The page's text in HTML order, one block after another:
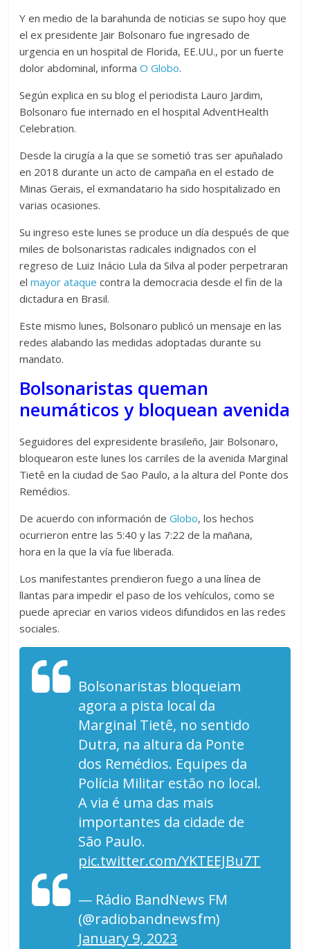
Y en medio de la barahunda de noticias se supo hoy que
el ex presidente Jair Bolsonaro fue ingresado de
urgencia en un hospital de Florida, EE.UU., por un fuerte
dolor abdominal, informaO Globo.
Según explica en su blog el periodista Lauro Jardim,
Bolsonaro fue internado en el hospital AdventHealth
Celebration.
Desde la cirugía a la que se sometió tras ser apuñalado
en 2018 durante un acto de campaña en el estado de
Minas Gerais, el exmandatario ha sido hospitalizado en
varias ocasiones.
Su ingreso este lunes se produce un día después de que
miles de bolsonaristas radicales indignados con el
regreso de Luiz Inácio Lula da Silva al poder perpetraran
elmayor ataque contra la democracia desde el fin de la
dictadura en Brasil.
Este mismo lunes, Bolsonaro publicó un mensaje en las
redes alabando las medidas adoptadas durante su
mandato.
Bolsonaristas queman
neumáticos y bloquean avenida
Seguidores del expresidente brasileño, Jair Bolsonaro,
bloquearon este lunes los carriles de la avenida Marginal
Tietê en la ciudad de Sao Paulo, a la altura del Ponte dos
Remédios.
De acuerdo con información deGlobo, los hechos
ocurrieron entre las 5:40 y las 7:22 de la mañana,
hora en la que la vía fue liberada.
Los manifestantes prendieron fuego a una línea de
llantas para impedir el paso de los vehículos, como se
puede apreciar en varios videos difundidos en las redes
sociales.
Bolsonaristas bloqueiam
agora a pista local da
Marginal Tietê, no sentido
Dutra, na altura da Ponte
dos Remédios. Equipes da
Polícia Militar estão no local.
A via é uma das mais
importantes da cidade de
São Paulo.
pic.twitter.com/YKTEEJBu7T
— Rádio BandNews FM
(@radiobandnewsfm)
January 9, 2023